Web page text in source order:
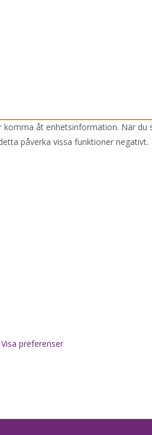
åt enhetsinformation. När
påverka vissa funktioner negativt.
Visa preferenser